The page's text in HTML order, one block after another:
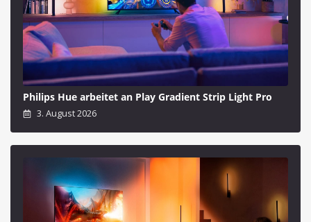
Philips Hue arbeitet an Play Gradient Strip Light Pro
3. August 2026